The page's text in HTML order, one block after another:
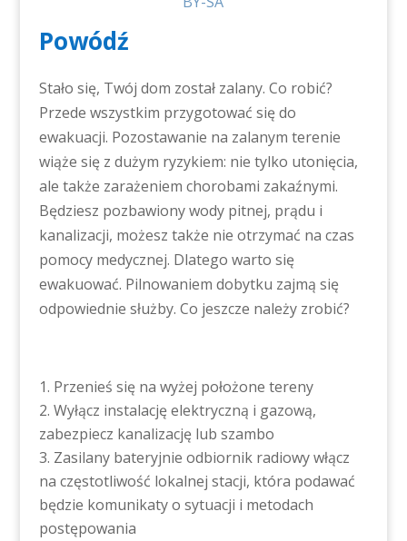
Powódź
Stało się, Twój dom został zalany. Co robić?
Przede wszystkim przygotować się do
ewakuacji. Pozostawanie na zalanym terenie
wiąże się z dużym ryzykiem: nie tylko utonięcia,
ale także zarażeniem chorobami zakaźnymi.
Będziesz pozbawiony wody pitnej, prądu i
kanalizacji, możesz także nie otrzymać na czas
pomocy medycznej. Dlatego warto się
ewakuować. Pilnowaniem dobytku zajmą się
odpowiednie służby. Co jeszcze należy zrobić?
Przenieś się na wyżej położone tereny
Wyłącz instalację elektryczną i gazową,
zabezpiecz kanalizację lub szambo
Zasilany bateryjnie odbiornik radiowy włącz
na częstotliwość lokalnej stacji, która podawać
będzie komunikaty o sytuacji i metodach
postępowania